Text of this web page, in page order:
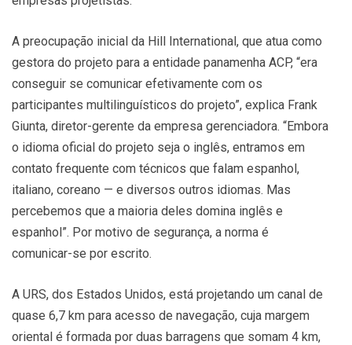
A preocupação inicial da Hill International, que atua como
gestora do projeto para a entidade panamenha ACP, “era
conseguir se comunicar efetivamente com os
participantes multilinguísticos do projeto”, explica Frank
Giunta, diretor-gerente da empresa gerenciadora. “Embora
o idioma oficial do projeto seja o inglês, entramos em
contato frequente com técnicos que falam espanhol,
italiano, coreano — e diversos outros idiomas. Mas
percebemos que a maioria deles domina inglês e
espanhol”. Por motivo de segurança, a norma é
comunicar-se por escrito.
A URS, dos Estados Unidos, está projetando um canal de
quase 6,7 km para acesso de navegação, cuja margem
oriental é formada por duas barragens que somam 4 km,